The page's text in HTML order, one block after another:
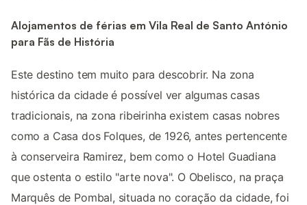
Alojamentos de férias em Vila Real de Santo António
para Fãs de História
Este destino tem muito para descobrir. Na zona
histórica da cidade é possível ver algumas casas
tradicionais, na zona ribeirinha existem casas nobres
como a Casa dos Folques, de 1926, antes pertencente
à conserveira Ramirez, bem como o Hotel Guadiana
que ostenta o estilo "arte nova". O Obelisco, na praça
Marquês de Pombal, situada no coração da cidade, foi